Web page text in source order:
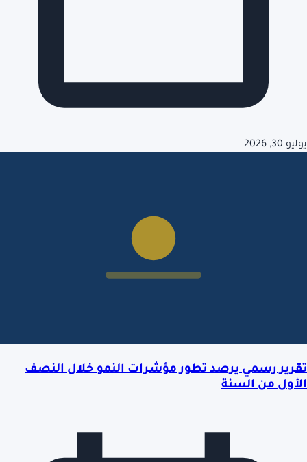
يوليو 30, 2026
تقرير رسمي يرصد تطور مؤشرات النمو خلال النصف
الأول من السنة